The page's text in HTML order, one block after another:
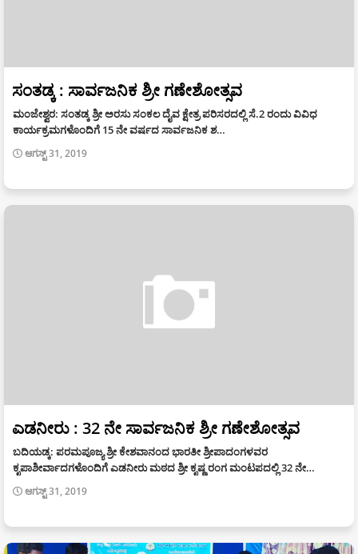
ಸಂತಡ್ಕ : ಸಾರ್ವಜನಿಕ ಶ್ರೀ ಗಣೇಶೋತ್ಸವ
ಮಂಜೇಶ್ವರ: ಸಂತಡ್ಕ ಶ್ರೀ ಅರಸು ಸಂಕಲ ದೈವ ಕ್ಷೇತ್ರ ಪರಿಸರದಲ್ಲಿ ಸೆ.2 ರಂದು ವಿವಿಧ
ಕಾರ್ಯಕ್ರಮಗಳೊಂದಿಗೆ 15 ನೇ ವರ್ಷದ ಸಾರ್ವಜನಿಕ ಶ…
ಆಗಸ್ಟ್ 31, 2019
ಎಡನೀರು : 32 ನೇ ಸಾರ್ವಜನಿಕ ಶ್ರೀ ಗಣೇಶೋತ್ಸವ
ಬದಿಯಡ್ಕ: ಪರಮಪೂಜ್ಯ ಶ್ರೀ ಕೇಶವಾನಂದ ಭಾರತೀ ಶ್ರೀಪಾದಂಗಳವರ
ಕೃಪಾಶೀರ್ವಾದಗಳೊಂದಿಗೆ ಎಡನೀರು ಮಠದ ಶ್ರೀ ಕೃಷ್ಣ ರಂಗ ಮಂಟಪದಲ್ಲಿ 32 ನೇ…
ಆಗಸ್ಟ್ 31, 2019